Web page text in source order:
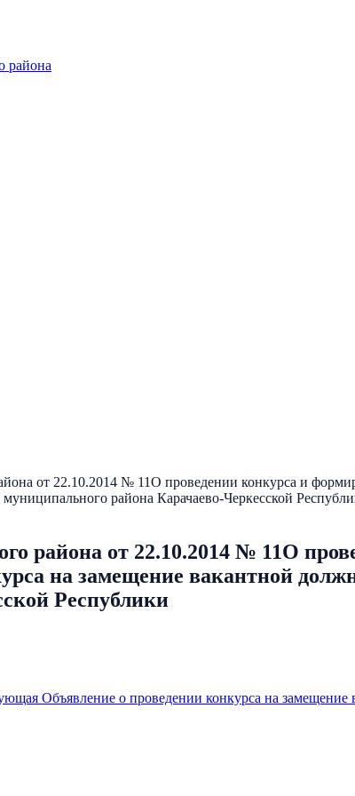
района
от 22.10.2014 № 11О проведении конкурса и
района Карачаево-Черкесской
района от 22.10.2014 № 11О
на замещение вакантной
Республики
Объявление о проведении конкурса на